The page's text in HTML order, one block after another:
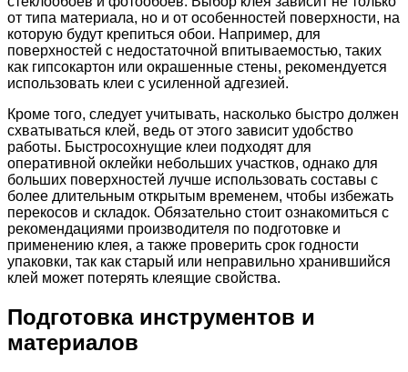
от типа материала, но и от особенностей поверхности, на
которую будут крепиться обои. Например, для
поверхностей с недостаточной впитываемостью, таких
как гипсокартон или окрашенные стены, рекомендуется
использовать клеи с усиленной адгезией.
Кроме того, следует учитывать, насколько быстро должен
схватываться клей, ведь от этого зависит удобство
работы. Быстросохнущие клеи подходят для
оперативной оклейки небольших участков, однако для
больших поверхностей лучше использовать составы с
более длительным открытым временем, чтобы избежать
перекосов и складок. Обязательно стоит ознакомиться с
рекомендациями производителя по подготовке и
применению клея, а также проверить срок годности
упаковки, так как старый или неправильно хранившийся
клей может потерять клеящие свойства.
Подготовка инструментов и
материалов